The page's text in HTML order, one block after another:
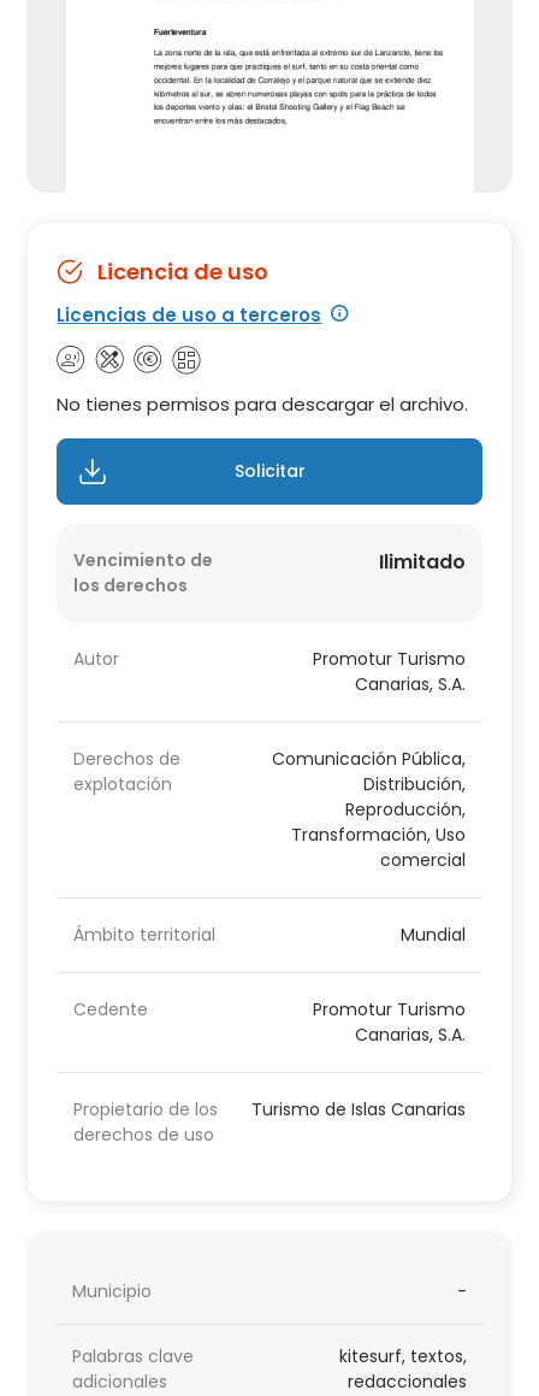
Licencia de uso
Licencias de uso a terceros
No tienes permisos para descargar el archivo.
Solicitar
Vencimiento de
los derechos
Ilimitado
Autor
Promotur Turismo
Canarias, S.A.
Derechos de
explotación
Comunicación Pública,
Distribución,
Reproducción,
Transformación, Uso
comercial
Ámbito territorial Mundial
Cedente
Promotur Turismo
Canarias, S.A.
Propietario de los
derechos de uso
Turismo de Islas Canarias
Municipio -
Palabras clave
adicionales
kitesurf, textos,
redaccionales